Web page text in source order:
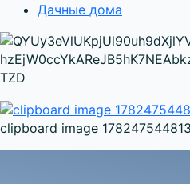
Дачные дома
clipboard image